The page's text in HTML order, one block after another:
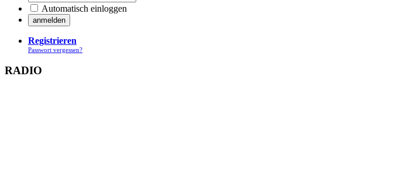
Automatisch einloggen
Registrieren
Passwort vergessen?
RADIO